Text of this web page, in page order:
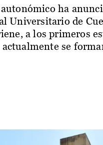
ha
Universitario de
a los primeros
se